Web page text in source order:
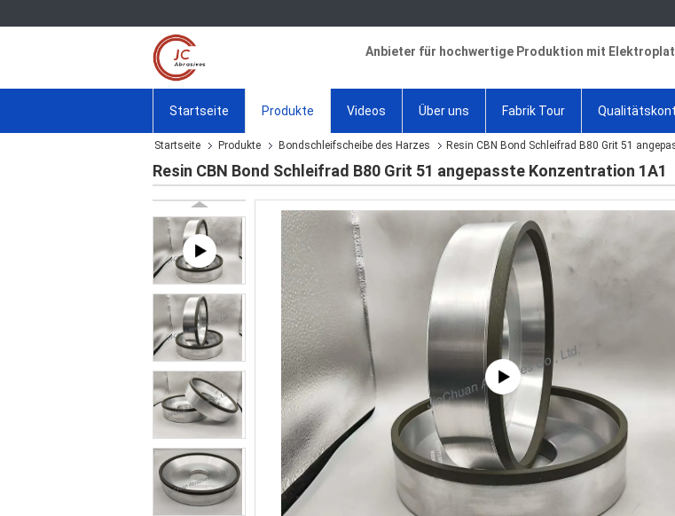
Anbieter für hochwertige Produktion mit
Startseite Produkte Videos Über uns Fabrik Tour
Startseite Produkte Bondschleifscheibe des Harzes Resin CBN Bond Schleifrad B80 Grit 51
Resin CBN Bond Schleifrad B80 Grit 51 angepasste Konzentration 1A1